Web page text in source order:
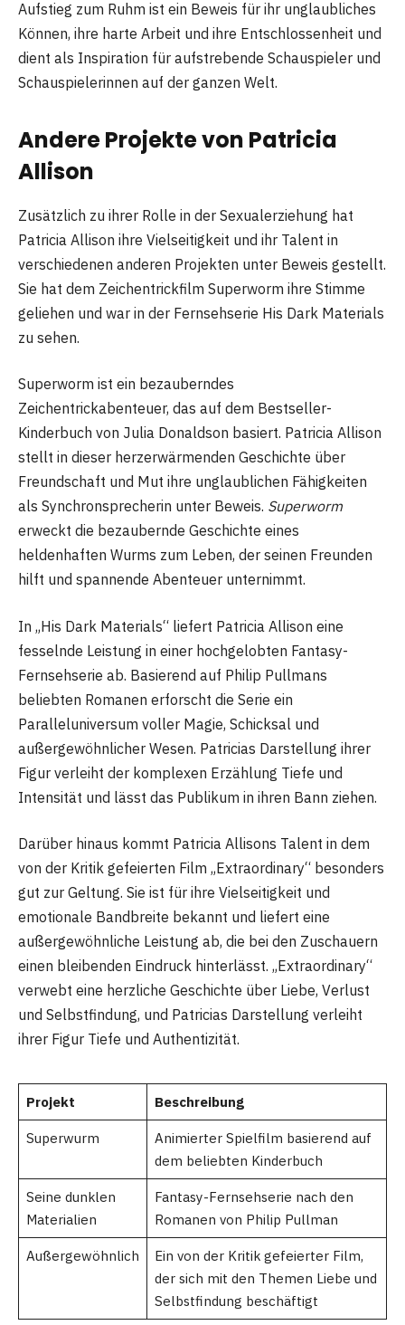
Aufstieg zum Ruhm ist ein Beweis für ihr unglaubliches
Können, ihre harte Arbeit und ihre Entschlossenheit und
dient als Inspiration für aufstrebende Schauspieler und
Schauspielerinnen auf der ganzen Welt.
Andere Projekte von Patricia
Allison
Zusätzlich zu ihrer Rolle in der Sexualerziehung hat
Patricia Allison ihre Vielseitigkeit und ihr Talent in
verschiedenen anderen Projekten unter Beweis gestellt.
Sie hat dem Zeichentrickfilm Superworm ihre Stimme
geliehen und war in der Fernsehserie His Dark Materials
zu sehen.
Superworm ist ein bezauberndes
Zeichentrickabenteuer, das auf dem Bestseller-
Kinderbuch von Julia Donaldson basiert. Patricia Allison
stellt in dieser herzerwärmenden Geschichte über
Freundschaft und Mut ihre unglaublichen Fähigkeiten
als Synchronsprecherin unter Beweis. Superworm
erweckt die bezaubernde Geschichte eines
heldenhaften Wurms zum Leben, der seinen Freunden
hilft und spannende Abenteuer unternimmt.
In „His Dark Materials“ liefert Patricia Allison eine
fesselnde Leistung in einer hochgelobten Fantasy-
Fernsehserie ab. Basierend auf Philip Pullmans
beliebten Romanen erforscht die Serie ein
Paralleluniversum voller Magie, Schicksal und
außergewöhnlicher Wesen. Patricias Darstellung ihrer
Figur verleiht der komplexen Erzählung Tiefe und
Intensität und lässt das Publikum in ihren Bann ziehen.
Darüber hinaus kommt Patricia Allisons Talent in dem
von der Kritik gefeierten Film „Extraordinary“ besonders
gut zur Geltung. Sie ist für ihre Vielseitigkeit und
emotionale Bandbreite bekannt und liefert eine
außergewöhnliche Leistung ab, die bei den Zuschauern
einen bleibenden Eindruck hinterlässt. „Extraordinary“
verwebt eine herzliche Geschichte über Liebe, Verlust
und Selbstfindung, und Patricias Darstellung verleiht
ihrer Figur Tiefe und Authentizität.
Projekt Beschreibung
Superwurm
Animierter Spielfilm basierend auf
dem beliebten Kinderbuch
Seine dunklen
Materialien
Fantasy-Fernsehserie nach den
Romanen von Philip Pullman
Außergewöhnlich
Ein von der Kritik gefeierter Film,
der sich mit den Themen Liebe und
Selbstfindung beschäftigt